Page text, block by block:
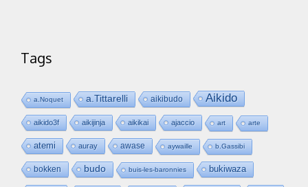
Tags
a.Noquet a.Tittarelli aikibudo Aikido
aikido3f aikijinja aikikai ajaccio art arte
atemi auray awase aywaille b.Gassibi
bokken budo buis-les-baronnies bukiwaza